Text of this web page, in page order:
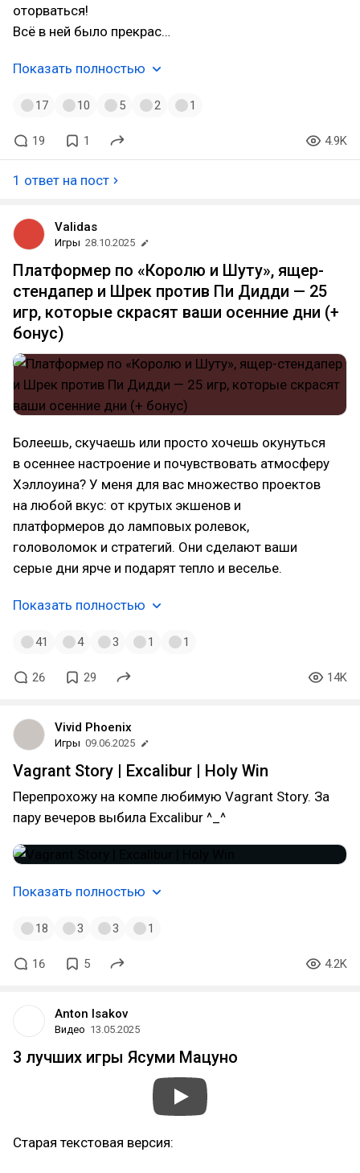
оторваться!
Всё в ней было прекрас…
Показать полностью
17 10 5 2 1
19 1 4.9K
1 ответ на пост
Validas
Игры 28.10.2025
Платформер по «Королю и Шуту», ящер-
стендапер и Шрек против Пи Дидди — 25
игр, которые скрасят ваши осенние дни (+
бонус)
Болеешь, скучаешь или просто хочешь окунуться
в осеннее настроение и почувствовать атмосферу
Хэллоуина? У меня для вас множество проектов
на любой вкус: от крутых экшенов и
платформеров до ламповых ролевок,
головоломок и стратегий. Они сделают ваши
серые дни ярче и подарят тепло и веселье.
Показать полностью
41 4 3 1 1
26 29 14K
Vivid Phoenix
Игры 09.06.2025
Vagrant Story | Excalibur | Holy Win
Перепрохожу на компе любимую Vagrant Story. За
пару вечеров выбила Excalibur ^_^
Показать полностью
18 3 3 1
16 5 4.2K
Anton Isakov
Видео 13.05.2025
3 лучших игры Ясуми Мацуно
Старая текстовая версия: